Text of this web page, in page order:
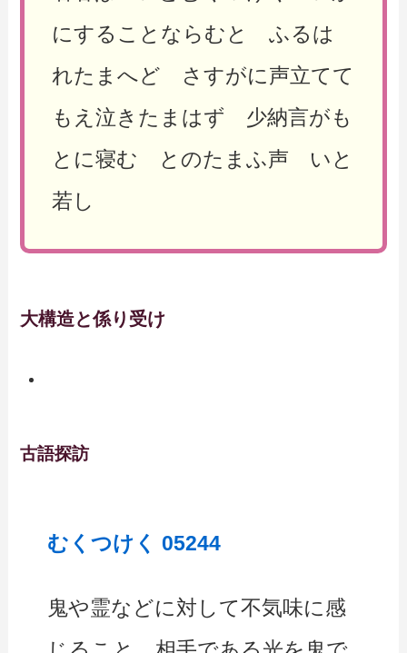
にすることならむと ふるは
れたまへど さすがに声立てて
もえ泣きたまはず 少納言がも
とに寝む とのたまふ声 いと
若し
大構造と係り受け
古語探訪
むくつけく 05244
鬼や霊などに対して不気味に感